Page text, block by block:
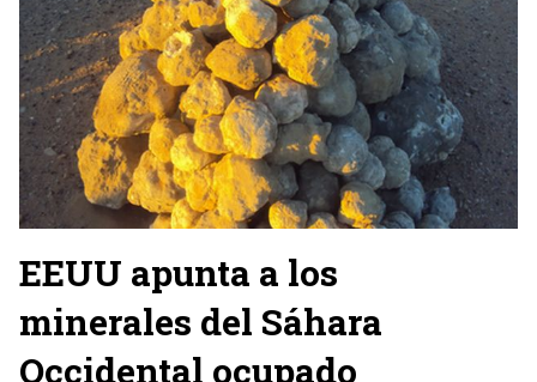
EEUU apunta a los
minerales del Sáhara
Occidental ocupado